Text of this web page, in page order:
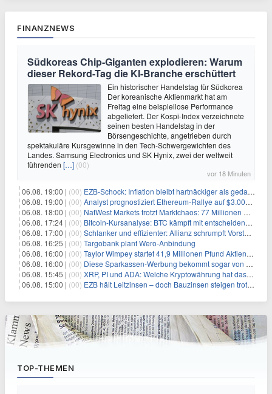
FINANZNEWS
Südkoreas Chip-Giganten explodieren: Warum
dieser Rekord-Tag die KI-Branche erschüttert
Ein historischer Handelstag für Südkorea
Der koreanische Aktienmarkt hat am
Freitag eine beispiellose Performance
abgeliefert. Der Kospi-Index verzeichnete
seinen besten Handelstag in der
Börsengeschichte, angetrieben durch
spektakuläre Kursgewinne in den Tech-Schwergewichten des
Landes. Samsung Electronics und SK Hynix, zwei der weltweit
führenden […] (00)
vor 18 Minuten
06.08. 19:00 | (00) EZB-Schock: Inflation bleibt hartnäckiger als gedacht – 2027 wird zum kritischen Test
06.08. 19:00 | (00) Analyst prognostiziert Ethereum-Rallye auf $3.000 nach entscheidendem On-Chain-Ausbruch
06.08. 18:00 | (00) NatWest Markets trotzt Marktchaos: 77 Millionen Pfund Gewinn im ersten Halbjahr
06.08. 17:24 | (00) Bitcoin-Kursanalyse: BTC kämpft mit entscheidender $65K-Hürde, während sich ein Liquidationscluster aufbaut
06.08. 17:00 | (00) Schlanker und effizienter: Allianz schrumpft Vorstand auf 8 Köpfe – das steckt dahinter
06.08. 16:25 | (00) Targobank plant Wero-Anbindung
06.08. 16:00 | (00) Taylor Wimpey startet 41,9 Millionen Pfund Aktienrückkauf – was Anleger wissen müssen
06.08. 16:00 | (00) Diese Sparkassen-Werbung bekommt sogar von der Konkurrenz Lob
06.08. 15:45 | (00) XRP, PI und ADA: Welche Kryptowährung hat das größte Potenzial im nächsten Bullenmarkt?
06.08. 15:00 | (00) EZB hält Leitzinsen – doch Bauzinsen steigen trotzdem: Das Nahost-Problem für Immobilienkäufer
TOP-THEMEN